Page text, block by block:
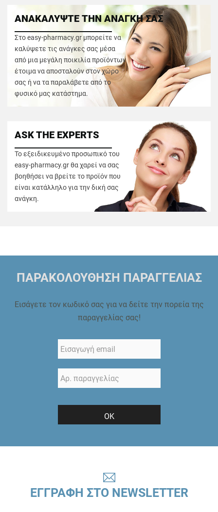
ΑΝΑΚΑΛΥΨΤΕ ΤΗΝ ΑΝΑΓΚΗ ΣΑΣ
Στο easy-pharmacy.gr μπορείτε να
καλύψετε τις ανάγκες σας μέσα
από μια μεγάλη ποικιλία προϊόντων
έτοιμα να αποσταλούν στον χώρο
σας ή να τα παραλάβετε από το
φυσικό μας κατάστημα.
ASK THE EXPERTS
Το εξειδικευμένο προσωπικό του
easy-pharmacy.gr θα χαρεί να σας
βοηθήσει να βρείτε το προϊόν που
είναι κατάλληλο για την δική σας
ανάγκη.
ΠΑΡΑΚΟΛΟΥΘΗΣΗ ΠΑΡΑΓΓΕΛΙΑΣ
Εισάγετε τον κωδικό σας για να δείτε την πορεία της
παραγγελίας σας!
ΟΚ
ΕΓΓΡΑΦΗ ΣΤΟ NEWSLETTER